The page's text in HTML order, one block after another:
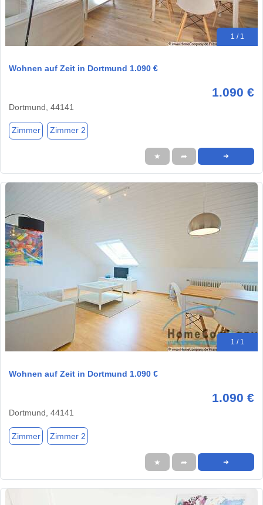
1 / 1
Wohnen auf Zeit in Dortmund 1.090 €
1.090 €
Dortmund, 44141
Zimmer Zimmer 2
★ ➦ ➜
1 / 1
Wohnen auf Zeit in Dortmund 1.090 €
1.090 €
Dortmund, 44141
Zimmer Zimmer 2
★ ➦ ➜